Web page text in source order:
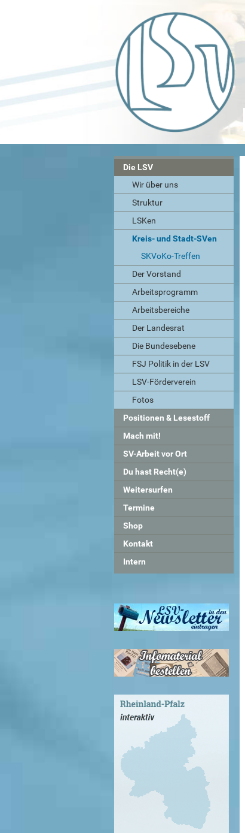
Die LSV
Wir über uns
Struktur
LSKen
Kreis- und Stadt-SVen
SKVoKo-Treffen
Der Vorstand
Arbeitsprogramm
Arbeitsbereiche
Der Landesrat
Die Bundesebene
FSJ Politik in der LSV
LSV-Förderverein
Fotos
Positionen & Lesestoff
Mach mit!
SV-Arbeit vor Ort
Du hast Recht(e)
Weitersurfen
Termine
Shop
Kontakt
Intern